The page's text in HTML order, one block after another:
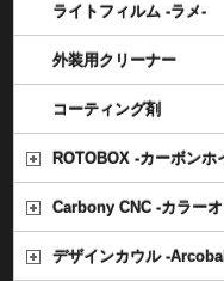
ライトフィルム -ラメ-
外装用クリーナー
コーティング剤
ROTOBOX -カーボンホ
Carbony CNC -カラー
デザインカウル -